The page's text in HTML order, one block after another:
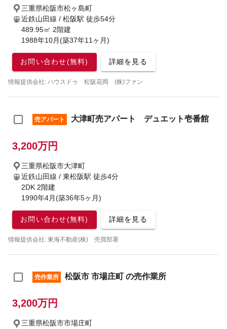
三重県松阪市松ヶ島町
近鉄山田線 / 松阪駅 徒歩54分
489.95㎡ 2階建
1988年10月(築37年11ヶ月)
お問い合わせ(無料) 詳細を見る
情報提供会社: ハウスドゥ 松阪花岡 (株)ファン
売アパート 大津町売アパート デュエット壱番館
3,200万円
三重県松阪市大津町
近鉄山田線 / 東松阪駅 徒歩4分
2DK 2階建
1990年4月(築36年5ヶ月)
お問い合わせ(無料) 詳細を見る
情報提供会社: 東海不動産(株) 売買部署
売作業所 松阪市 市場庄町 の売作業所
3,200万円
三重県松阪市市場庄町